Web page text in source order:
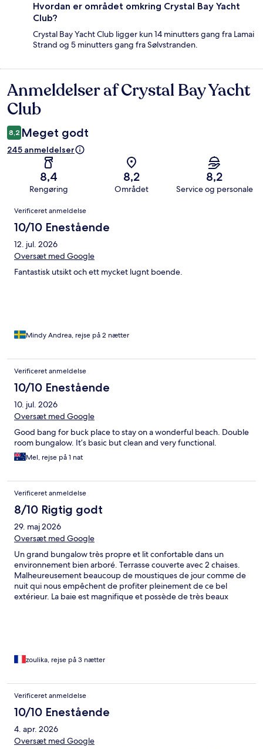
Hvordan er området omkring Crystal Bay Yacht
Club?
Crystal Bay Yacht Club ligger kun 14 minutters gang fra Lamai
Strand og 5 minutters gang fra Sølvstranden.
Anmeldelser
Anmeldelser af Crystal Bay Yacht
Club
8,2 Meget godt
245 anmeldelser
8,4
Rengøring
8,2
Området
8,2
Service og personale
Anmeldelser
Verificeret anmeldelse
10/10 Enestående
12. jul. 2026
Oversæt med Google
Fantastisk utsikt och ett mycket lugnt boende.
Mindy Andrea, rejse på 2 nætter
Verificeret anmeldelse
10/10 Enestående
10. jul. 2026
Oversæt med Google
Good bang for buck place to stay on a wonderful beach. Double
room bungalow. It’s basic but clean and very functional.
Mel, rejse på 1 nat
Verificeret anmeldelse
8/10 Rigtig godt
29. maj 2026
Oversæt med Google
Un grand bungalow très propre et lit confortable dans un
environnement bien arboré. Terrasse couverte avec 2 chaises.
Malheureusement beaucoup de moustiques de jour comme de
nuit qui nous empêchent de profiter pleinement de ce bel
extérieur. La baie est magnifique et possède de très beaux
zoulika, rejse på 3 nætter
Verificeret anmeldelse
10/10 Enestående
4. apr. 2026
Oversæt med Google